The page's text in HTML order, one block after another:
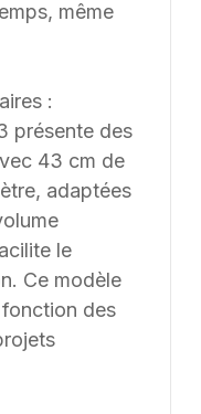
même
:
présente des
43 cm de
adaptées
le
Ce modèle
des